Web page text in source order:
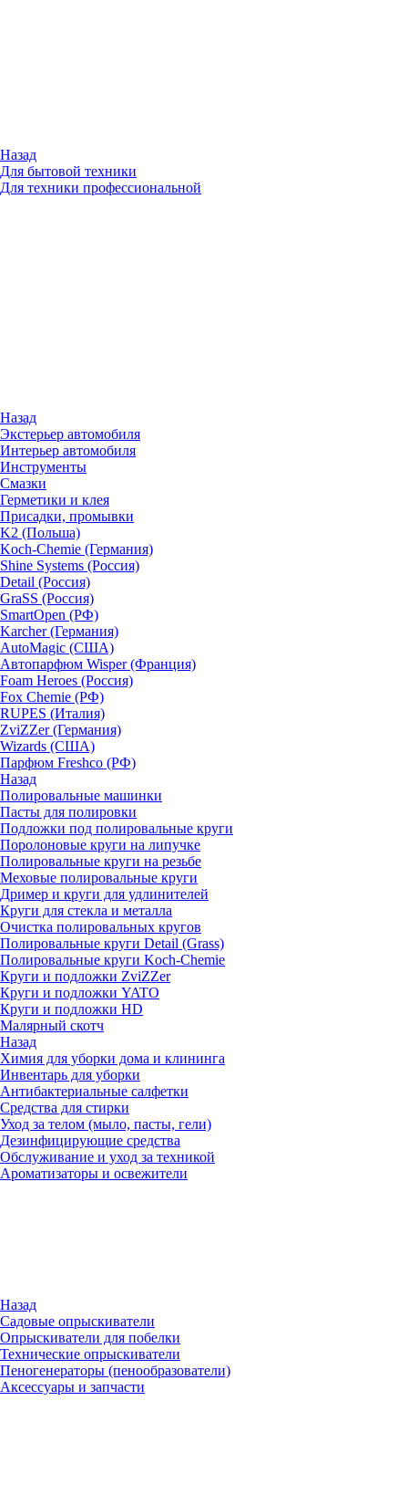
Назад
Для бытовой техники
Для техники профессиональной
Назад
Экстерьер автомобиля
Интерьер автомобиля
Инструменты
Смазки
Герметики и клея
Присадки, промывки
K2 (Польша)
Koch-Chemie (Германия)
Shine Systems (Россия)
Detail (Россия)
GraSS (Россия)
SmartOpen (РФ)
Karcher (Германия)
AutoMagic (США)
Автопарфюм Wisper (Франция)
Foam Heroes (Россия)
Fox Chemie (РФ)
RUPES (Италия)
ZviZZer (Германия)
Wizards (США)
Парфюм Freshco (РФ)
Назад
Полировальные машинки
Пасты для полировки
Подложки под полировальные круги
Поролоновые круги на липучке
Полировальные круги на резьбе
Меховые полировальные круги
Дример и круги для удлинителей
Круги для стекла и металла
Очистка полировальных кругов
Полировальные круги Detail (Grass)
Полировальные круги Koch-Chemie
Круги и подложки ZviZZer
Круги и подложки YATO
Круги и подложки HD
Малярный скотч
Назад
Химия для уборки дома и клининга
Инвентарь для уборки
Антибактериальные салфетки
Средства для стирки
Уход за телом (мыло, пасты, гели)
Дезинфицирующие средства
Обслуживание и уход за техникой
Ароматизаторы и освежители
Назад
Садовые опрыскиватели
Опрыскиватели для побелки
Технические опрыскиватели
Пеногенераторы (пенообразователи)
Аксессуары и запчасти